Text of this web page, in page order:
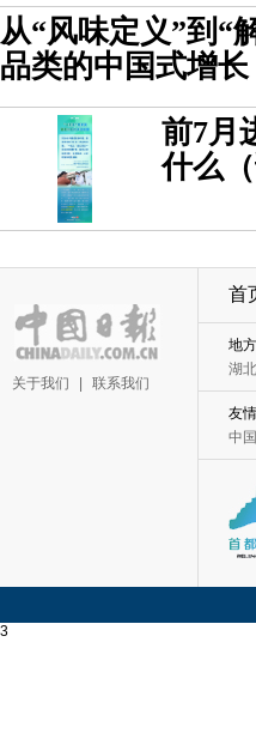
从“风味定义”到
品类的中国式增长
前7月
什么
关于我们 联系我们
首
地
湖北
友
中
3